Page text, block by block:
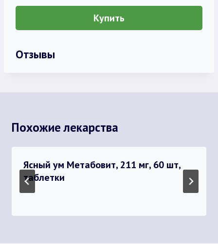
Купить
Отзывы
Похожие лекарства
Ясный ум Метабовит, 211 мг, 60 шт,
таблетки